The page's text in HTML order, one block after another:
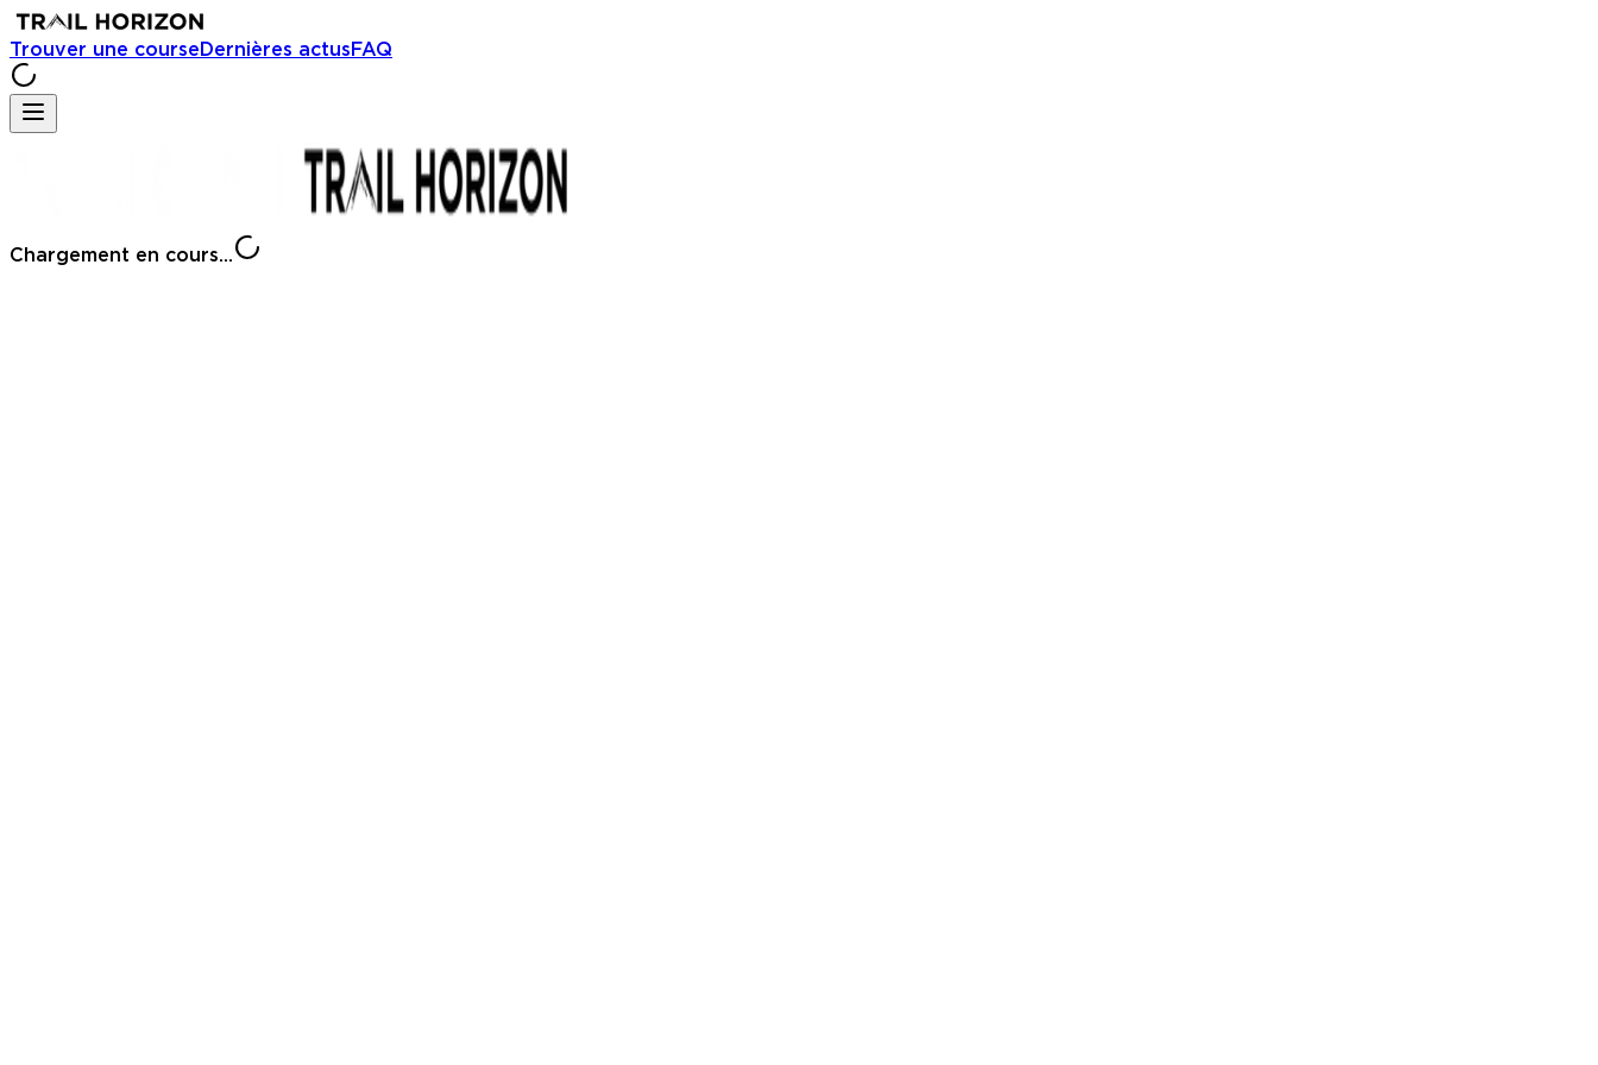
Trouver une courseDernières actusFAQ
Chargement en cours...